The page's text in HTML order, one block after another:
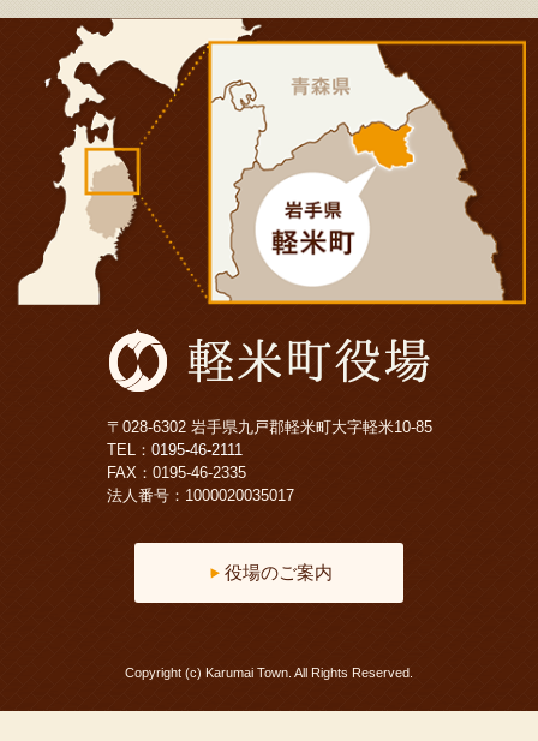
〒028-6302 岩手県九戸郡軽米町大字軽米10-85
TEL： 0195-46-2111
FAX：0195-46-2335
法人番号：1000020035017
役場のご案内
Copyright (c) Karumai Town. All Rights Reserved.